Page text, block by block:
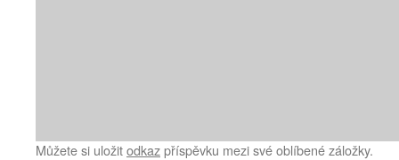
Můžete si uložitodkazpříspěvku mezi své oblíbené záložky.